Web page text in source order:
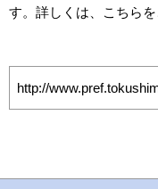
す。詳しくは、こちらを
http://